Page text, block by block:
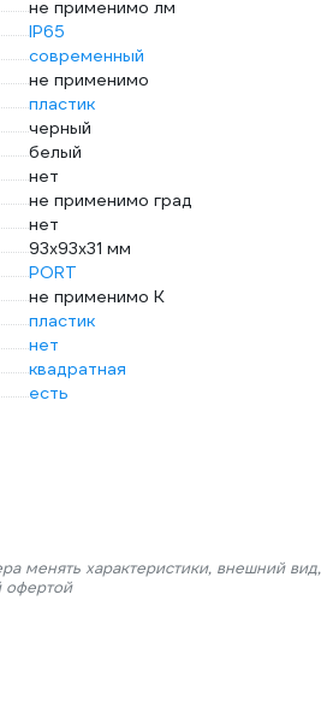
не применимо лм
IP65
современный
не применимо
пластик
черный
белый
нет
не применимо град
нет
93x93x31 мм
PORT
не применимо К
пластик
нет
квадратная
есть
менять характеристики, внешний
офертой